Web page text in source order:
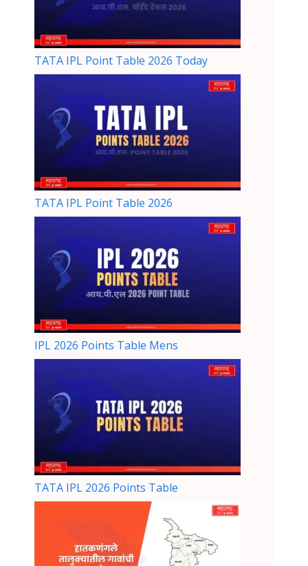
TATA IPL Point Table 2026 Today
TATA IPL Point Table 2026
IPL 2026 Points Table Mens
TATA IPL 2026 Points Table